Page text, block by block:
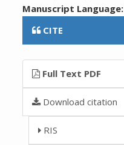
Manuscript Language:
CITE
Full Text PDF
Download citation
RIS